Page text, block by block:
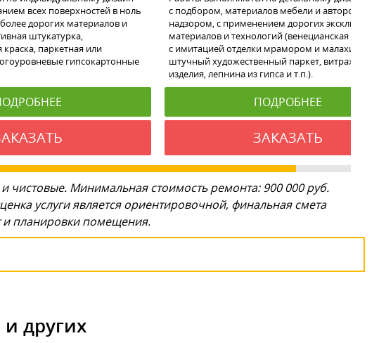
всех поверхностей в ноль
дорогих материалов и
штукатурка,
паркетная или
гипсокартонные
с подбором, материалов мебели и авторским
надзором, с применением дорогих
материалов и технологий (венецианская
с имитацией отделки мрамором и малахитом,
штучный художественный паркет, витражи,
изделия, лепнина из гипса и т.п.).
ПОДРОБНЕЕ
ЗАКАЗАТЬ
чистовые. Минимальная стоимость ремонта: 900 000 руб.
услуги является ориентировочной, финальная смета
и планировки помещения.
других